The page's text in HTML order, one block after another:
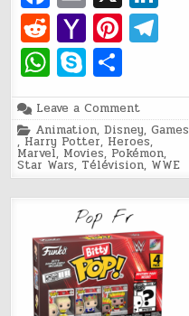
a
c
e
b
o
o
k
m
ai
l
dI
n
R
e
d
di
t
Y
a
h
o
o
M
ai
l
Pi
re
st
g
ra
m
W
h
at
s
A
p
p
S
k
y
p
e
ar
ta
g
er
Leave a Commenton
Guide
complet
des
figurines
Funko
Pop
in
Posted
in
Animation,Disney,Games
,Harry Potter, Heroes,
Marvel, Movies, Pokémon,
Star Wars, Télévision, WWE